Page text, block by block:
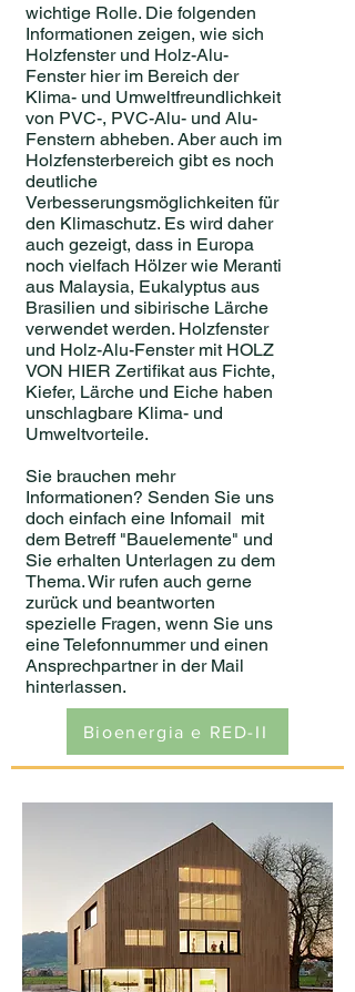
wichtige Rolle. Die folgenden
Informationen zeigen, wie sich
Holzfenster und Holz-Alu-
Fenster hier im Bereich der
Klima- und Umweltfreundlichkeit
von PVC-, PVC-Alu- und Alu-
Fenstern abheben. Aber auch im
Holzfensterbereich gibt es noch
deutliche
Verbesserungsmöglichkeiten für
den Klimaschutz. Es wird daher
auch gezeigt, dass in Europa
noch vielfach Hölzer wie Meranti
aus Malaysia, Eukalyptus aus
Brasilien und sibirische Lärche
verwendet werden. Holzfenster
und Holz-Alu-Fenster mit HOLZ
VON HIER Zertifikat aus Fichte,
Kiefer, Lärche und Eiche haben
unschlagbare Klima- und
Umweltvorteile.
Sie brauchen mehr
Informationen? Senden Sie uns
doch einfach eine Infomail mit
dem Betreff "Bauelemente" und
Sie erhalten Unterlagen zu dem
Thema. Wir rufen auch gerne
zurück und beantworten
spezielle Fragen, wenn Sie uns
eine Telefonnummer und einen
Ansprechpartner in der Mail
hinterlassen.
Bioenergia e RED-II